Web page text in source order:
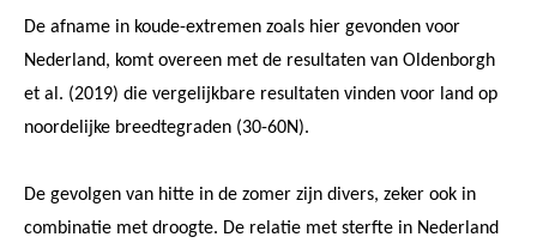
De afname in koude-extremen zoals hier gevonden voor
Nederland, komt overeen met de resultaten van Oldenborgh
et al. (2019) die vergelijkbare resultaten vinden voor land op
noordelijke breedtegraden (30-60N).
De gevolgen van hitte in de zomer zijn divers, zeker ook in
combinatie met droogte. De relatie met sterfte in Nederland